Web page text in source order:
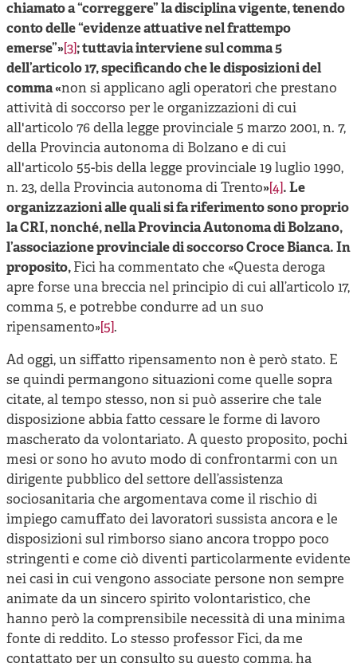
chiamato a “correggere” la disciplina vigente, tenendo
conto delle “evidenze attuative nel frattempo
emerse”»[3]; tuttavia interviene sul comma 5
dell’articolo 17, specificando che le disposizioni del
comma «non si applicano agli operatori che prestano
attività di soccorso per le organizzazioni di cui
all'articolo 76 della legge provinciale 5 marzo 2001, n. 7,
della Provincia autonoma di Bolzano e di cui
all'articolo 55-bis della legge provinciale 19 luglio 1990,
n. 23, della Provincia autonoma di Trento»[4]. Le
organizzazioni alle quali si fa riferimento sono proprio
la CRI, nonché, nella Provincia Autonoma di Bolzano,
l’associazione provinciale di soccorso Croce Bianca. In
proposito,Fici ha commentato che «Questa deroga
apre forse una breccia nel principio di cui all’articolo 17,
comma 5, e potrebbe condurre ad un suo
ripensamento»[5].
Ad oggi, un siffatto ripensamento non è però stato. E
se quindi permangono situazioni come quelle sopra
citate, al tempo stesso, non si può asserire che tale
disposizione abbia fatto cessare le forme di lavoro
mascherato da volontariato. A questo proposito, pochi
mesi or sono ho avuto modo di confrontarmi con un
dirigente pubblico del settore dell’assistenza
sociosanitaria che argomentava come il rischio di
impiego camuffato dei lavoratori sussista ancora e le
disposizioni sul rimborso siano ancora troppo poco
stringenti e come ciò diventi particolarmente evidente
nei casi in cui vengono associate persone non sempre
animate da un sincero spirito volontaristico, che
hanno però la comprensibile necessità di una minima
fonte di reddito. Lo stesso professor Fici, da me
contattato per un consulto su questo comma, ha